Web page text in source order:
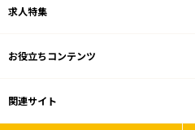
求人特集
お役立ちコンテンツ
関連サイト